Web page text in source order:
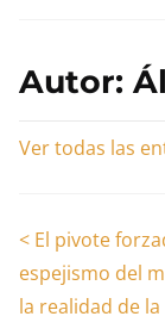
de
la
entrada
Autor:
Ver todas las
de
< El pivote
espejismo del
la realidad de la